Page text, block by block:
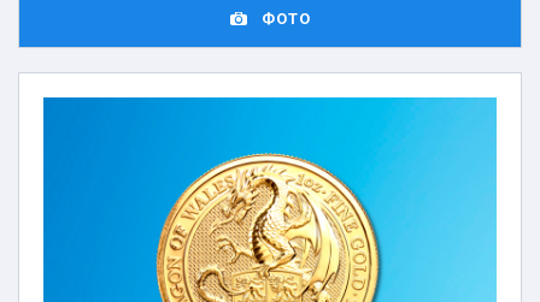
ФОТО